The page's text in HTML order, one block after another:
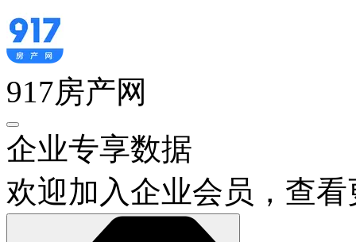
917房产网
企业专享数据
欢迎加入企业会员，查